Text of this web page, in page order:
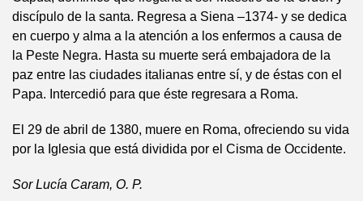
discípulo de la santa. Regresa a Siena –1374- y se dedica
en cuerpo y alma a la atención a los enfermos a causa de
la Peste Negra. Hasta su muerte será embajadora de la
paz entre las ciudades italianas entre sí, y de éstas con el
Papa. Intercedió para que éste regresara a Roma.
El 29 de abril de 1380, muere en Roma, ofreciendo su vida
por la Iglesia que está dividida por el Cisma de Occidente.
Sor Lucía Caram, O. P.